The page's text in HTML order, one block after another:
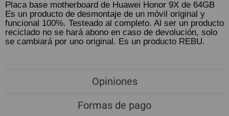
info@preciosadictos.com
Placa base motherboard de Huawei Honor 9X de 64GB
Es un producto de desmontaje de un móvil original y
funcional 100%. Testeado al completo. Al ser un producto
reciclado no se hará abono en caso de devolución, solo
se cambiará por uno original. Es un producto REBU.
Opiniones
Formas de pago